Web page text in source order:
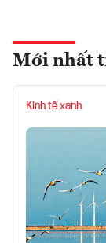
Mới nhất
Kinh tế xanh